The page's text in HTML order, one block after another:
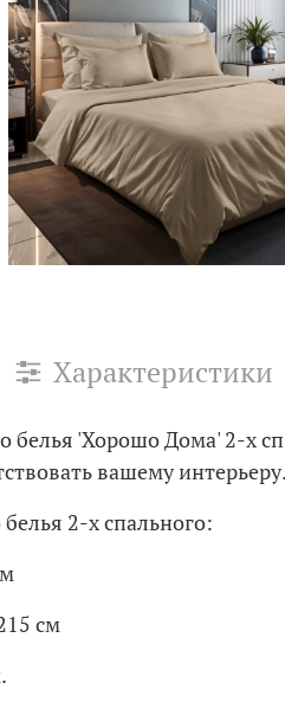
Характеристики
белья 'Хорошо Дома' 2-х
вашему интерьеру.
2-х спального:
см